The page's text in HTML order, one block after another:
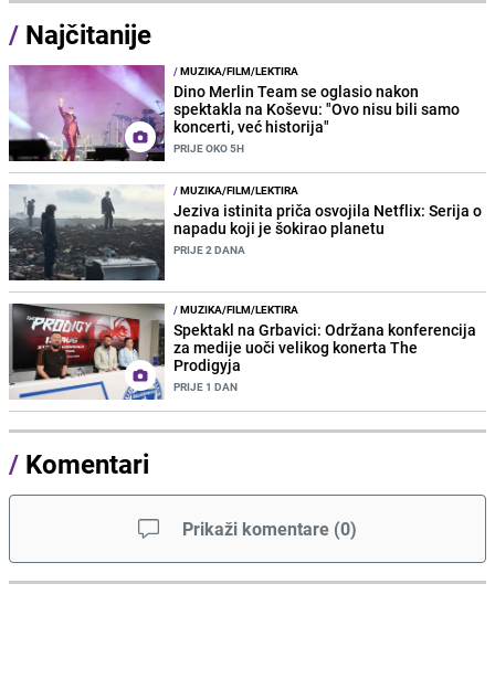
/ Najčitanije
/MUZIKA/FILM/LEKTIRA
Dino Merlin Team se oglasio nakon
spektakla na Koševu: "Ovo nisu bili samo
koncerti, već historija"
PRIJE OKO 5H
/MUZIKA/FILM/LEKTIRA
Jeziva istinita priča osvojila Netflix: Serija o
napadu koji je šokirao planetu
PRIJE 2 DANA
/MUZIKA/FILM/LEKTIRA
Spektakl na Grbavici: Održana konferencija
za medije uoči velikog konerta The
Prodigyja
PRIJE 1 DAN
/ Komentari
Prikaži komentare (0)